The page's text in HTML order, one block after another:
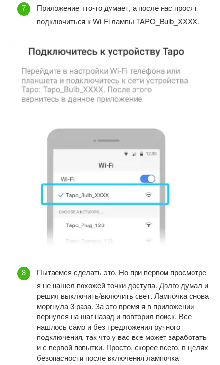
Приложение что-то думает, а после нас просят
подключиться к Wi-Fi лампы TAPO_Bulb_XXXX.
Пытаемся сделать это. Но при первом просмотре
я не нашел похожей точки доступа. Долго думал и
решил выключить/включить свет. Лампочка снова
моргнула 3 раза. За это время я в приложении
вернулся на шаг назад и повторил поиск. Все
нашлось само и без предложения ручного
подключения, так что у вас все может заработать
и с первой попытки. Просто, скорее всего, в целях
безопасности после включения лампочка